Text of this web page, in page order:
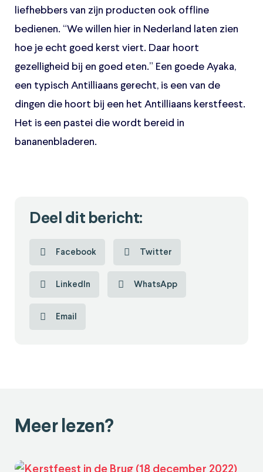
liefhebbers van zijn producten ook offline
bedienen. “We willen hier in Nederland laten zien
hoe je echt goed kerst viert. Daar hoort
gezelligheid bij en goed eten.” Een goede Ayaka,
een typisch Antilliaans gerecht, is een van de
dingen die hoort bij een het Antilliaans kerstfeest.
Het is een pastei die wordt bereid in
bananenbladeren.
Deel dit bericht:
Facebook Twitter
LinkedIn WhatsApp
Email
Meer lezen?